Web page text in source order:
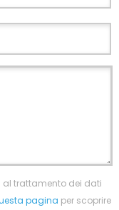
al trattamento dei dati
pagina per scoprire